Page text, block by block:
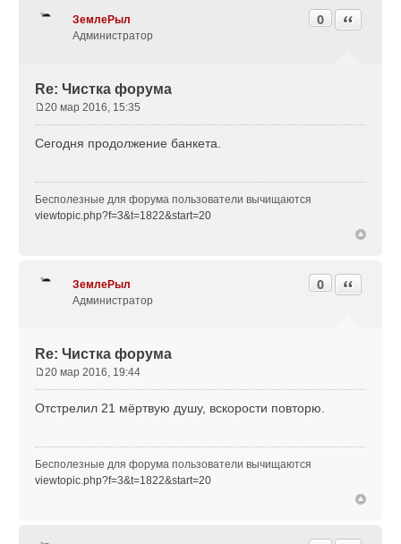
ЗемлеРыл
Администратор
Re: Чистка форума
0 Цитата
о
щ
е
н
20 мар 2016, 15:35
Cегодня продолжение банкета.
Бесполезные для форума пользователи вычищаются
viewtopic.php?f=3&t=1822&start=20
ЗемлеРыл
Администратор
Re: Чистка форума
0 Цитата
о
щ
е
н
20 мар 2016, 19:44
Отстрелил 21 мёртвую душу, вскорости повторю.
Бесполезные для форума пользователи вычищаются
viewtopic.php?f=3&t=1822&start=20